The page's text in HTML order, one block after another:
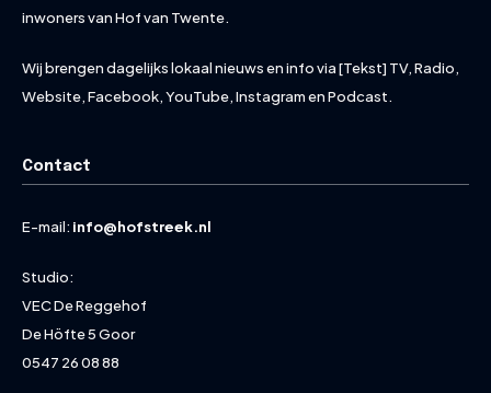
inwoners van Hof van Twente.
Wij brengen dagelijks lokaal nieuws en info via [Tekst] TV, Radio,
Website, Facebook, YouTube, Instagram en Podcast.
Contact
E-mail: info@hofstreek.nl
Studio:
VEC De Reggehof
De Höfte 5 Goor
0547 26 08 88